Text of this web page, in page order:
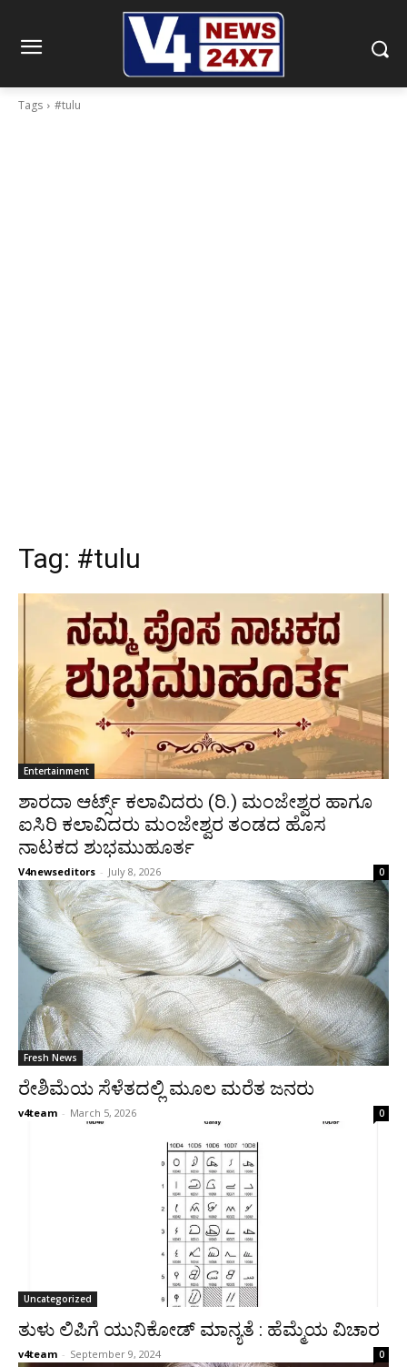
Tags #tulu
Tag: #tulu
Entertainment
ಶಾರದಾ ಆರ್ಟ್ಸ್ ಕಲಾವಿದರು (ರಿ.) ಮಂಜೇಶ್ವರ ಹಾಗೂ
ಐಸಿರಿ ಕಲಾವಿದರು ಮಂಜೇಶ್ವರ ತಂಡದ ಹೊಸ
ನಾಟಕದ ಶುಭಮುಹೂರ್ತ
V4newseditors - July 8, 2026 0
Fresh News
ರೇಶಿಮೆಯ ಸೆಳೆತದಲ್ಲಿ ಮೂಲ ಮರೆತ ಜನರು
v4team - March 5, 2026 0
Uncategorized
ತುಳು ಲಿಪಿಗೆ ಯುನಿಕೋಡ್ ಮಾನ್ಯತೆ : ಹೆಮ್ಮೆಯ ವಿಚಾರ
v4team - September 9, 2024 0